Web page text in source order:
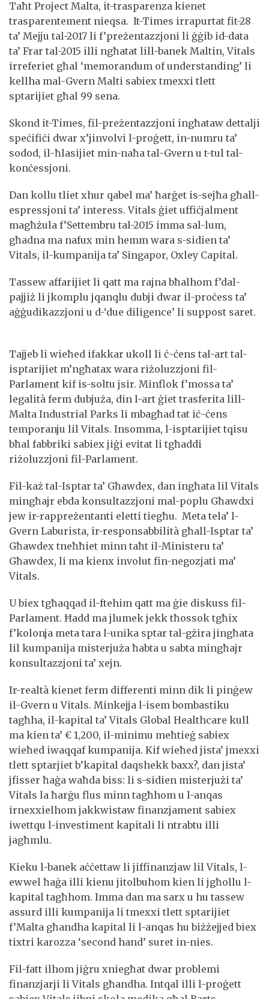
Taħt Project Malta, it-trasparenza kienet
trasparentement nieqsa. It-Times irrapurtat fit-28
ta’ Mejju tal-2017 li f’preżentazzjoni li ġġib id-data
ta’ Frar tal-2015 illi ngħatat lill-banek Maltin, Vitals
irreferiet għal ‘memorandum of understanding’ li
kellha mal-Gvern Malti sabiex tmexxi tlett
sptarijiet għal 99 sena.
Skond it-Times, fil-preżentazzjoni ingħataw dettalji
speċifiċi dwar x’jinvolvi l-proġett, in-numru ta’
sodod, il-ħlasijiet min-naħa tal-Gvern u t-tul tal-
konċessjoni.
Dan kollu tliet xhur qabel ma’ ħarġet is-sejħa għall-
espressjoni ta’ interess. Vitals ġiet uffiċjalment
magħżula f’Settembru tal-2015 imma sal-lum,
għadna ma nafux min hemm wara s-sidien ta’
Vitals, il-kumpanija ta’ Singapor, Oxley Capital.
Tassew affarijiet li qatt ma rajna bħalhom f’dal-
pajjiż li jkomplu jqanqlu dubji dwar il-proċess ta’
aġġudikazzjoni u d-‘due diligence’ li suppost saret.
Tajjeb li wieħed ifakkar ukoll li ċ-ċens tal-art tal-
isptarijiet m’ngħatax wara riżoluzzjoni fil-
Parlament kif is-soltu jsir. Minflok f’mossa ta’
legalità ferm dubjuża, din l-art ġiet trasferita lill-
Malta Industrial Parks li mbagħad tat iċ-ċens
temporanju lil Vitals. Insomma, l-isptarijiet tqisu
bħal fabbriki sabiex jiġi evitat li tgħaddi
riżoluzzjoni fil-Parlament.
Fil-każ tal-Isptar ta’ Għawdex, dan ingħata lil Vitals
mingħajr ebda konsultazzjoni mal-poplu Għawdxi
jew ir-rappreżentanti eletti tiegħu. Meta tela’ l-
Gvern Laburista, ir-responsabbilità għall-Isptar ta’
Għawdex tneħħiet minn taħt il-Ministeru ta’
Għawdex, li ma kienx involut fin-negozjati ma’
Vitals.
U biex tgħaqqad il-ftehim qatt ma ġie diskuss fil-
Parlament. Ħadd ma jlumek jekk tħossok tgħix
f’kolonja meta tara l-unika sptar tal-gżira jingħata
lil kumpanija misterjuża ħabta u sabta mingħajr
konsultazzjoni ta’ xejn.
Ir-realtà kienet ferm differenti minn dik li pinġew
il-Gvern u Vitals. Minkejja l-isem bombastiku
tagħha, il-kapital ta’ Vitals Global Healthcare kull
ma kien ta’ € 1,200, il-minimu meħtieġ sabiex
wieħed iwaqqaf kumpanija. Kif wieħed jista’ jmexxi
tlett sptarjiet b’kapital daqshekk baxx?, dan jista’
jfisser ħaġa waħda biss: li s-sidien misterjużi ta’
Vitals la ħarġu flus minn tagħhom u l-anqas
irnexxielhom jakkwistaw finanzjament sabiex
iwettqu l-investiment kapitali li ntrabtu illi
jagħmlu.
Kieku l-banek aċċettaw li jiffinanzjaw lil Vitals, l-
ewwel ħaġa illi kienu jitolbuhom kien li jgħollu l-
kapital tagħhom. Imma dan ma sarx u hu tassew
assurd illi kumpanija li tmexxi tlett sptarijiet
f’Malta għandha kapital li l-anqas hu biżżejjed biex
tixtri karozza ‘second hand’ suret in-nies.
Fil-fatt ilhom jiġru xniegħat dwar problemi
finanzjarji li Vitals għandha. Intqal illi l-proġett